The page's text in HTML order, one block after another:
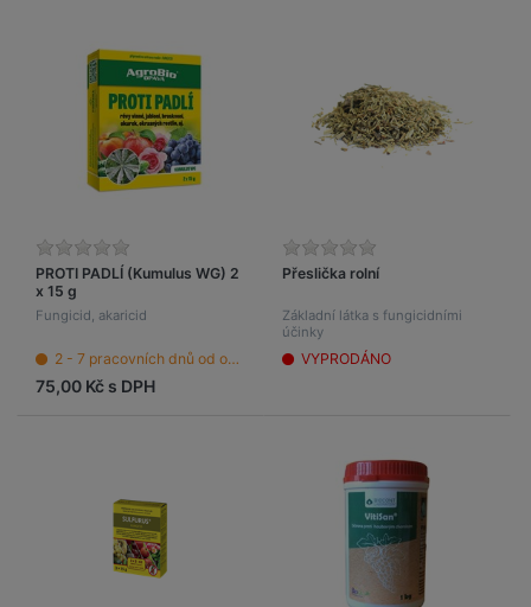
PROTI PADLÍ (Kumulus WG) 2
x 15 g
Fungicid, akaricid
2 - 7 pracovních dnů od objednání
75,00 Kč s DPH
Přeslička rolní
Základní látka s fungicidními
účinky
VYPRODÁNO